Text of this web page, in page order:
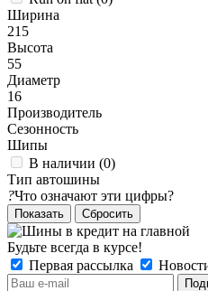
Ширина
215
Высота
55
Диаметр
16
Производитель
Сезонность
Шипы
В наличии (0)
Тип автошины
?Что означают эти цифры?
Сбросить
Будьте всегда в курсе!
Первая рассылка